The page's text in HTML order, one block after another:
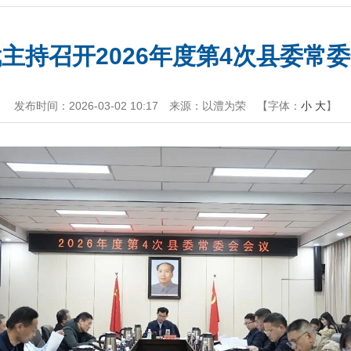
持召开2026年度第4次县委常
发布时间：2026-03-02 10:17 来源：以澧为荣 【字体： 小 大】